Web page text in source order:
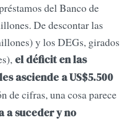
del Banco de
De descontar las
y los DEGs, girados
el déficit en las
asciende a US$5.500
de cifras, una cosa parece
a suceder y no